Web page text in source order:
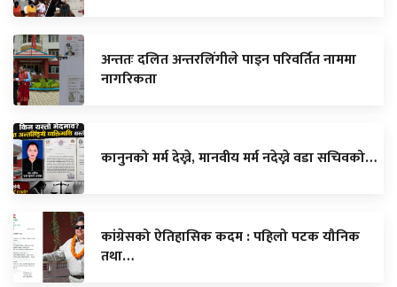
अन्ततः दलित अन्तरलिंगीले पाइन परिवर्तित नाममा
नागरिकता
कानुनको मर्म देख्ने, मानवीय मर्म नदेख्ने वडा सचिवको…
कांग्रेसको ऐतिहासिक कदम : पहिलो पटक यौनिक
तथा…